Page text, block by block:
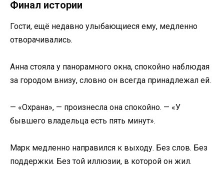
Финал истории
Гости, ещё недавно улыбающиеся ему, медленно
отворачивались.
Анна стояла у панорамного окна, спокойно наблюдая
за городом внизу, словно он всегда принадлежал ей.
— «Охрана», — произнесла она спокойно. — «У
бывшего владельца есть пять минут».
Марк медленно направился к выходу. Без слов. Без
поддержки. Без той иллюзии, в которой он жил.